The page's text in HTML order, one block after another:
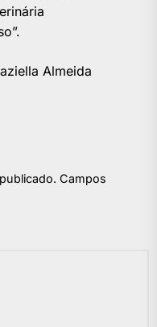
Almeida
Campos